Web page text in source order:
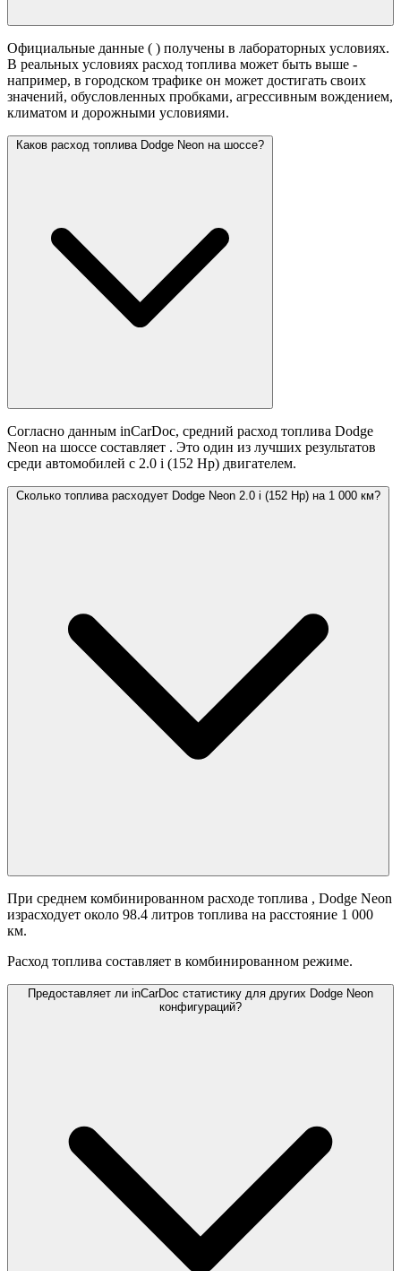
Официальные данные ( ) получены в лабораторных условиях.
В реальных условиях расход топлива может быть выше -
например, в городском трафике он может достигать своих
значений, обусловленных пробками, агрессивным вождением,
климатом и дорожными условиями.
Каков расход топлива Dodge Neon на шоссе?
Согласно данным inCarDoc, средний расход топлива Dodge
Neon на шоссе составляет . Это один из лучших результатов
среди автомобилей с 2.0 i (152 Hp) двигателем.
Сколько топлива расходует Dodge Neon 2.0 i (152 Hp) на 1 000 км?
При среднем комбинированном расходе топлива , Dodge Neon
израсходует около 98.4 литров топлива на расстояние 1 000
км.
Расход топлива составляет в комбинированном режиме.
Предоставляет ли inCarDoc статистику для других Dodge Neon
конфигураций?